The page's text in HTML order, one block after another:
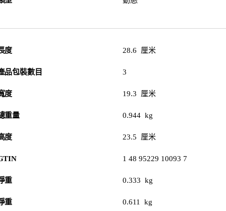
度 28.6 厘米
品包裝數目 3
度 19.3 厘米
重量 0.944 kg
度 23.5 厘米
1 48 95229 10093 7
重 0.333 kg
重 0.611 kg